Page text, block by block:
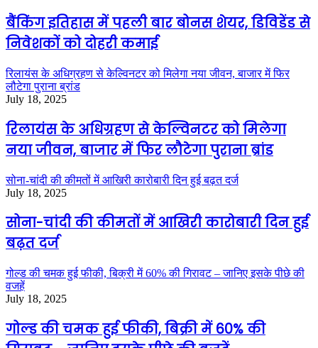
बैंकिंग इतिहास में पहली बार बोनस शेयर, डिविडेंड से
निवेशकों को दोहरी कमाई
रिलायंस के अधिग्रहण से केल्विनटर को मिलेगा नया जीवन, बाजार में फिर
लौटेगा पुराना ब्रांड
July 18, 2025
रिलायंस के अधिग्रहण से केल्विनटर को मिलेगा
नया जीवन, बाजार में फिर लौटेगा पुराना ब्रांड
सोना-चांदी की कीमतों में आखिरी कारोबारी दिन हुई बढ़त दर्ज
July 18, 2025
सोना-चांदी की कीमतों में आखिरी कारोबारी दिन हुई
बढ़त दर्ज
गोल्ड की चमक हुई फीकी, बिक्री में 60% की गिरावट – जानिए इसके पीछे की
वजहें
July 18, 2025
गोल्ड की चमक हुई फीकी, बिक्री में 60% की